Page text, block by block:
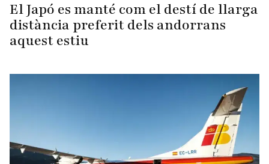
El Japó es manté com el destí de llarga
distància preferit dels andorrans
aquest estiu